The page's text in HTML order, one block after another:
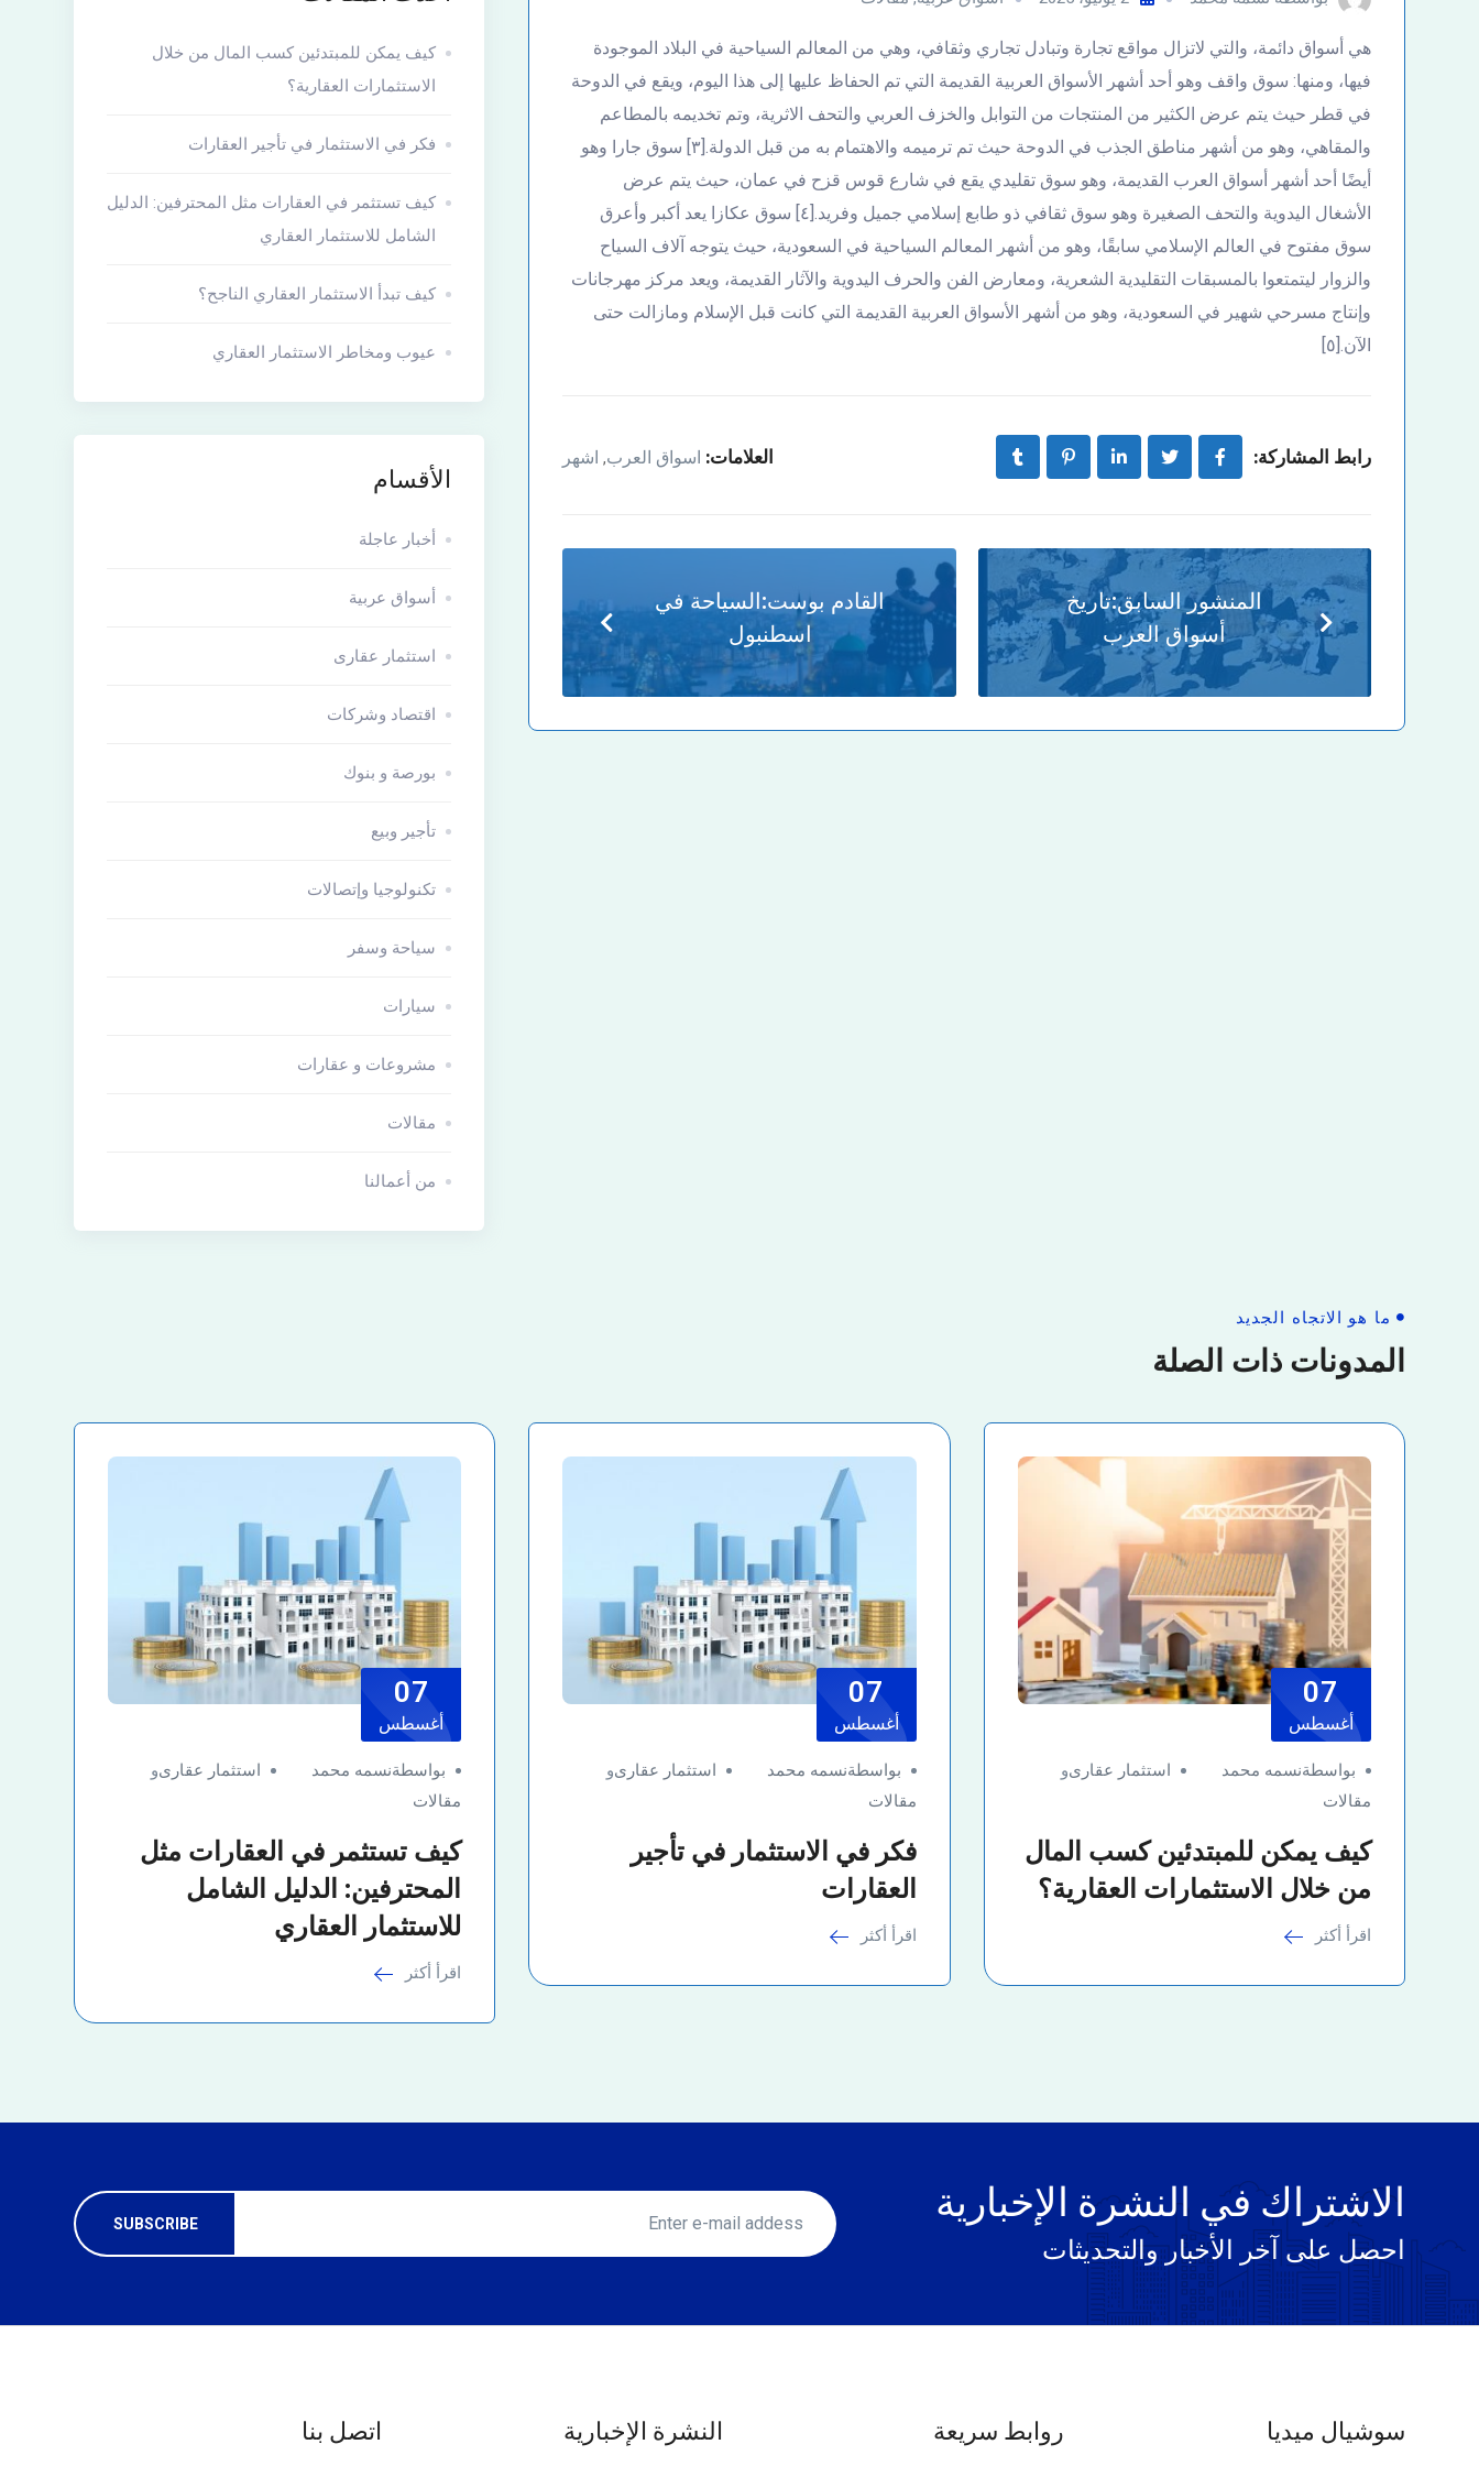
هي أسواق دائمة، والتي لاتزال مواقع تجارة وتبادل تجاري وثقافي، وهي من المعالم السياحية في البلاد الموجودة
فيها، ومنها: سوق واقف وهو أحد أشهر الأسواق العربية القديمة التي تم الحفاظ عليها إلى هذا اليوم، ويقع في الدوحة
في قطر حيث يتم عرض الكثير من المنتجات من التوابل والخزف العربي والتحف الاثرية، وتم تخديمه بالمطاعم
والمقاهي، وهو من أشهر مناطق الجذب في الدوحة حيث تم ترميمه والاهتمام به من قبل الدولة.[٣] سوق جارا وهو
أيضًا أحد أشهر أسواق العرب القديمة، وهو سوق تقليدي يقع في شارع قوس قزح في عمان، حيث يتم عرض
الأشغال اليدوية والتحف الصغيرة وهو سوق ثقافي ذو طابع إسلامي جميل وفريد.[٤] سوق عكازا يعد أكبر وأعرق
سوق مفتوح في العالم الإسلامي سابقًا، وهو من أشهر المعالم السياحية في السعودية، حيث يتوجه آلاف السياح
والزوار ليتمتعوا بالمسبقات التقليدية الشعرية، ومعارض الفن والحرف اليدوية والآثار القديمة، ويعد مركز مهرجانات
وإنتاج مسرحي شهير في السعودية، وهو من أشهر الأسواق العربية القديمة التي كانت قبل الإسلام ومازالت حتى
الآن.[٥]
رابط المشاركة: العلامات: اسواق العرب, اشهر
المنشور السابق:تاريخ
أسواق العرب
القادم بوست:السياحة في
اسطنبول
كيف يمكن للمبتدئين كسب المال من خلال
الاستثمارات العقارية؟
فكر في الاستثمار في تأجير العقارات
كيف تستثمر في العقارات مثل المحترفين: الدليل
الشامل للاستثمار العقاري
كيف تبدأ الاستثمار العقاري الناجح؟
عيوب ومخاطر الاستثمار العقاري
الأقسام
أخبار عاجلة
أسواق عربية
استثمار عقارى
اقتصاد وشركات
بورصة و بنوك
تأجير وبيع
تكنولوجيا وإتصالات
سياحة وسفر
سيارات
مشروعات و عقارات
مقالات
من أعمالنا
ما هو الاتجاه الجديد
المدونات ذات الصلة
07
أغسطس
بواسطةنسمه محمد استثمار عقارىو
مقالات
كيف يمكن للمبتدئين كسب المال
من خلال الاستثمارات العقارية؟
اقرأ أكثر
07
أغسطس
بواسطةنسمه محمد استثمار عقارىو
مقالات
فكر في الاستثمار في تأجير
العقارات
اقرأ أكثر
07
أغسطس
بواسطةنسمه محمد استثمار عقارىو
مقالات
كيف تستثمر في العقارات مثل
المحترفين: الدليل الشامل
للاستثمار العقاري
اقرأ أكثر
الاشتراك في النشرة الإخبارية
احصل على آخر الأخبار والتحديثات
سوشيال ميديا روابط سريعة النشرة الإخبارية اتصل بنا